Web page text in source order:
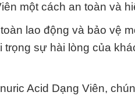
một cách an toàn và
lao động và bảo vệ
sự hài lòng của
Acid Dạng Viên,